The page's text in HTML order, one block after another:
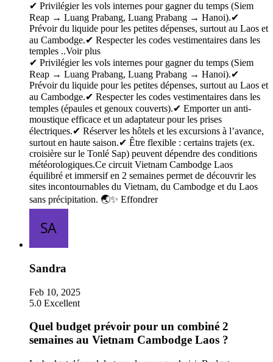
✔ Privilégier les vols internes pour gagner du temps (Siem
Reap → Luang Prabang, Luang Prabang → Hanoi).✔
Prévoir du liquide pour les petites dépenses, surtout au Laos et
au Cambodge.✔ Respecter les codes vestimentaires dans les
temples ..Voir plus
✔ Privilégier les vols internes pour gagner du temps (Siem
Reap → Luang Prabang, Luang Prabang → Hanoi).✔
Prévoir du liquide pour les petites dépenses, surtout au Laos et
au Cambodge.✔ Respecter les codes vestimentaires dans les
temples (épaules et genoux couverts).✔ Emporter un anti-
moustique efficace et un adaptateur pour les prises
électriques.✔ Réserver les hôtels et les excursions à l’avance,
surtout en haute saison.✔ Être flexible : certains trajets (ex.
croisière sur le Tonlé Sap) peuvent dépendre des conditions
météorologiques.Ce circuit Vietnam Cambodge Laos
équilibré et immersif en 2 semaines permet de découvrir les
sites incontournables du Vietnam, du Cambodge et du Laos
sans précipitation. 🌏✨ Effondrer
Sandra
Feb 10, 2025
5.0 Excellent
Quel budget prévoir pour un combiné 2
semaines au Vietnam Cambodge Laos ?